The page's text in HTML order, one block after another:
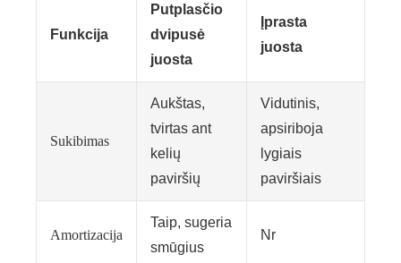
Funkcija
Putplasčio
dvipusė
juosta
Įprasta
juosta
Sukibimas
Aukštas,
tvirtas ant
kelių
paviršių
Vidutinis,
apsiriboja
lygiais
paviršiais
Amortizacija
Taip, sugeria
smūgius
Nr